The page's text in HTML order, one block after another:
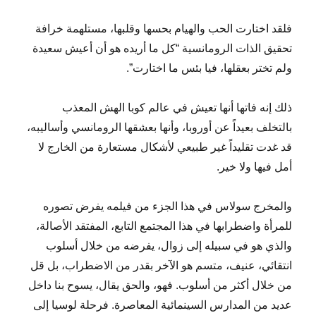
فلقد اختارت الحب والهيام بحسها وقلبها، مستلهمة خرافة
تحقيق الذات الرومانسية “كل ما أريده هو أن أعيش سعيدة
ولم تختر بعقلها، فيا بئس ما اختارت”.
ذلك إنه فاتها أنها تعيش في عالم كوبا الهش المعذب
بالتخلف بعيداً عن أوروبا، وأنها بعشقها الرومانسي وأساليبه،
قد غدت تقليداً غير طبيعي لأشكال مستعارة من الخارج لا
أمل فيها ولا خير.
والمخرج سولاس في هذا الجزء من فيلمه يفرض تصوره
للمرأة واضطرابها في هذا المجتمع التابع، المفتقد الأصالة،
والذي هو في سبيله إلى زوال، يفرضه من خلال أسلوب
انتقائي، عنيف، متسم هو الآخر بقدر من الاضطراب، بل قل
من خلال أكثر من أسلوب. فهو، والحق يقال، يسوح بنا داخل
عديد من المدارس السينمائية المعاصرة. فرحلة لوسيا إلى